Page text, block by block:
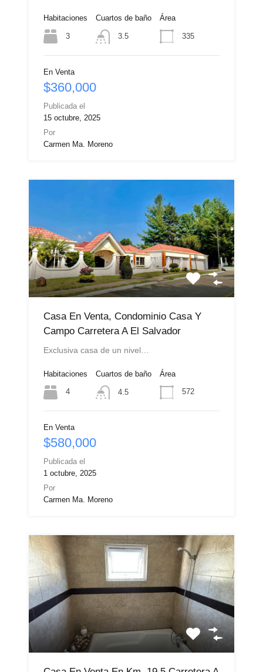
Habitaciones
3
Cuartos de baño
3.5
Área
335
En Venta
$360,000
Publicada el
15 octubre, 2025
Por
Carmen Ma. Moreno
Casa En Venta, Condominio Casa Y
Campo Carretera A El Salvador
Exclusiva casa de un nivel…
Habitaciones
4
Cuartos de baño
4.5
Área
572
En Venta
$580,000
Publicada el
1 octubre, 2025
Por
Carmen Ma. Moreno